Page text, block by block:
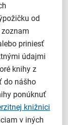
od
priniesť
údajmi
knihy z
do nášho
ponúknuť
knižnici
v iných